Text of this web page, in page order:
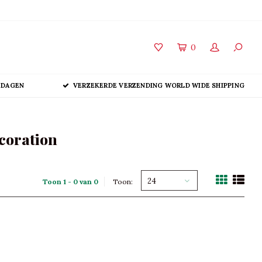
0
VERZEKERDE VERZENDING WORLD WIDE SHIPPING
Toon 1 - 0 van 0 Toon: 24